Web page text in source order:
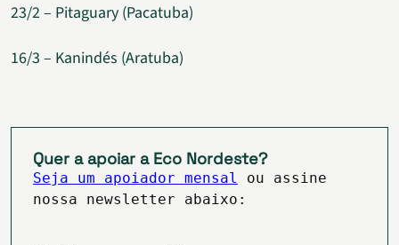
23/2 – Pitaguary (Pacatuba)
16/3 – Kanindés (Aratuba)
Quer a apoiar a Eco Nordeste?
Seja um apoiador mensal
ou assine
nossa newsletter abaixo: